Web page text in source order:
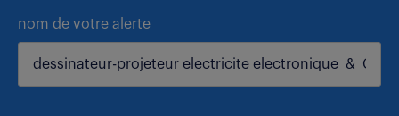
nom de votre alerte